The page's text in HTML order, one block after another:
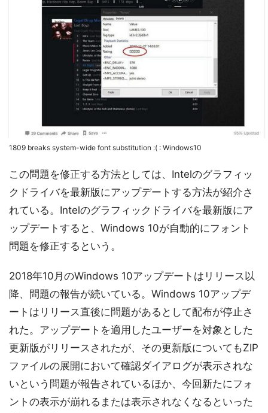
1809 breaks system-wide font substitution :( : Windows10
この問題を修正する方法としては、Intelのグラフィッ
クドライバを最新版にアップデートする方法が紹介さ
れている。Intelのグラフィックドライバを最新版にア
ップデートすると、Windows 10が自動的にフォント
問題を修正するという。
2018年10月のWindows 10アップデートはリリース以
降、問題の報告が続いている。Windows 10アップデ
ートはリリース直後に問題があるとして配布が停止さ
れた。アップデートを適用したユーザーを対象とした
更新版がリリースされたが、その更新版についてもZIP
ファイルの展開において確認ダイアログが表示されな
いという問題が報告されているほか、今回新たにフォ
ントの表示が崩れるまたは表示されなくなるといった